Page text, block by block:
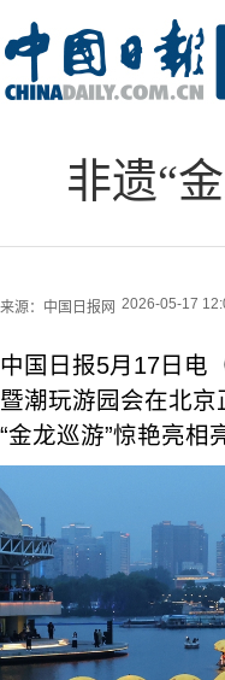
非遗“
来源： 中国日报网 2026-05-17
中国日报5月17日电
暨潮玩游园会在北
“金龙巡游”惊艳亮